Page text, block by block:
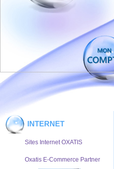
INTERNET
Sites Internet OXATIS
Oxatis E-Commerce Partner